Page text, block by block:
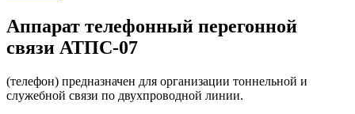
Аппарат телефонный перегонной
связи АТПС‑07
(телефон) предназначен для организации тоннельной и
служебной связи по двухпроводной линии.